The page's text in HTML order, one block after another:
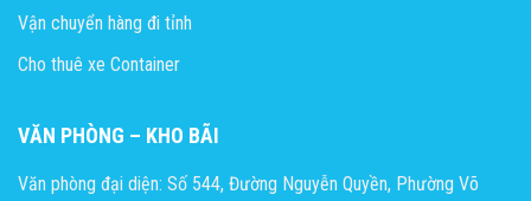
Vận chuyển hàng đi tỉnh
Cho thuê xe Container
VĂN PHÒNG – KHO BÃI
Văn phòng đại diện: Số 544, Đường Nguyễn Quyền, Phường Võ